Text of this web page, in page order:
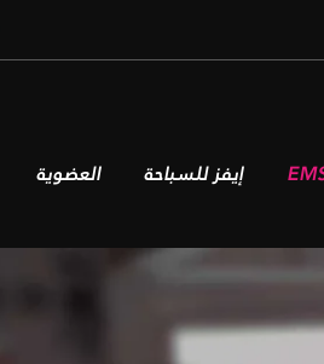
إيفز للسباحة العضوية